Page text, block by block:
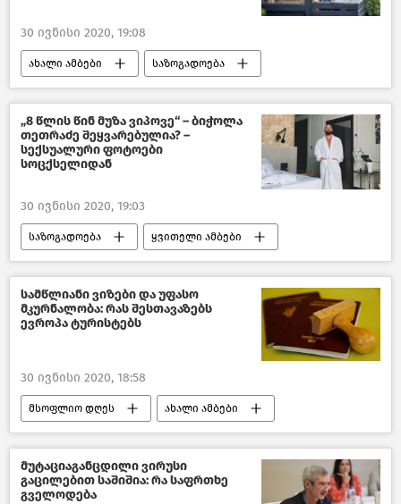
30 ივნისი 2020, 19:08
ახალი ამბები საზოგადოება
საქართველო COVID-19
„8 წლის წინ მუზა ვიპოვე“ – ბიჭოლა
თეთრაძე შეყვარებულია? –
სექსუალური ფოტოები
სოცქსელიდან
30 ივნისი 2020, 19:03
საზოგადოება ყვითელი ამბები
საქართველო
სამწლიანი ვიზები და უფასო
მკურნალობა: რას შესთავაზებს
ევროპა ტურისტებს
30 ივნისი 2020, 18:58
მსოფლიო დღეს ახალი ამბები
მსოფლიოს ახალი ამბები
მუტაციაგანცდილი ვირუსი
გაცილებით საშიშია: რა საფრთხე
გველოდება